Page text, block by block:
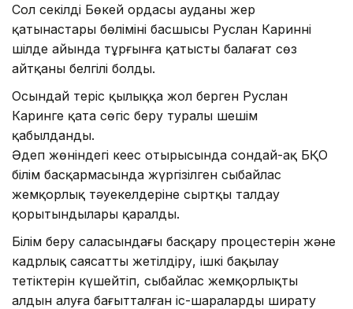
Сол секілді Бөкей ордасы ауданы жер
қатынастары бөлімінің басшысы Руслан Кариннің
шілде айында тұрғынға қатысты балағат сөз
айтқаны белгілі болды.
Осындай теріс қылыққа жол берген Руслан
Каринге қатаң сөгіс беру туралы шешім
қабылданды.
Әдеп жөніндегі кеңес отырысында сондай-ақ БҚО
білім басқармасында жүргізілген сыбайлас
жемқорлық тәуекелдеріне сыртқы талдау
қорытындылары қаралды.
Білім беру саласындағы басқару процестерін және
кадрлық саясатты жетілдіру, ішкі бақылау
тетіктерін күшейтіп, сыбайлас жемқорлықтың
алдын алуға бағытталған іс-шараларды ширату